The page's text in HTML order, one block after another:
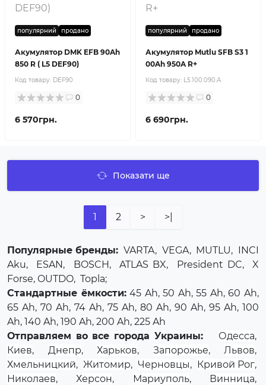
популярний продано
Акумулятор DMK EFB 90Ah
850 R ( L5 DEF90)
Код товару: DEF90
0
6 570грн.
популярний продано
Акумулятор Mutlu SFB S3 1
00Ah 950A R+
Код товару: L5.100.090.A
0
6 690грн.
Показати ще
1 2 > >|
Популярные бренды: VARTA, VEGA, MUTLU, INCI
Aku, ESAN, BOSCH,ATLAS BX, President DC,X
Forse, OUTDO, Topla;
Стандартные ёмкости:45 Ah, 50 Ah, 55 Ah, 60 Ah,
65 Ah, 70 Ah, 74 Ah, 75 Ah, 80 Ah, 90 Ah, 95 Ah, 100
Ah, 140 Ah, 190 Ah, 200 Ah, 225 Ah
Отправляем во все города Украины:
Одесса,
Киев, Днепр, Харьков, Запорожье, Львов,
Хмельницкий, Житомир, Черновцы, Кривой Рог,
Николаев, Херсон, Мариуполь, Винница,